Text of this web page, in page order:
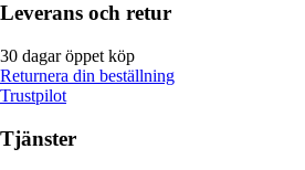
Leverans och retur
30 dagar öppet köp
Returnera din beställning
Trustpilot
Tjänster